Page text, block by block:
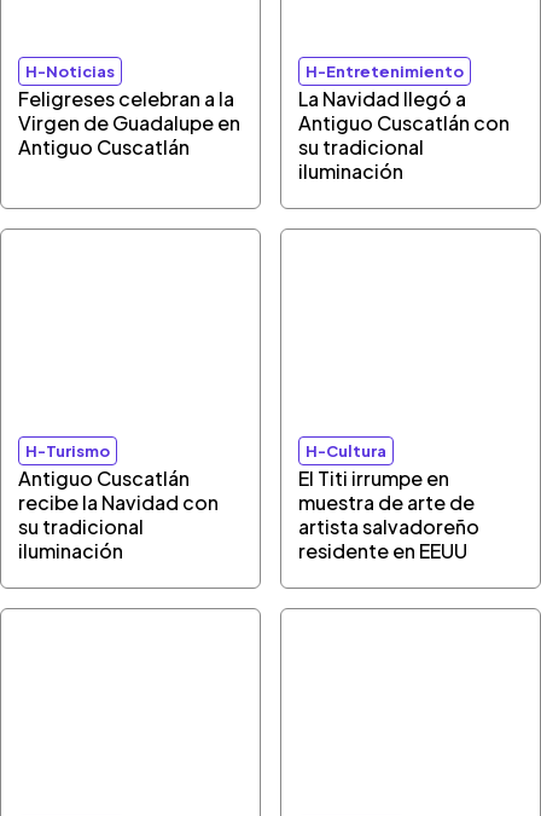
H-Noticias
Feligreses celebran a la
Virgen de Guadalupe en
Antiguo Cuscatlán
H-Entretenimiento
La Navidad llegó a
Antiguo Cuscatlán con
su tradicional
iluminación
H-Turismo
Antiguo Cuscatlán
recibe la Navidad con
su tradicional
iluminación
H-Cultura
El Titi irrumpe en
muestra de arte de
artista salvadoreño
residente en EEUU